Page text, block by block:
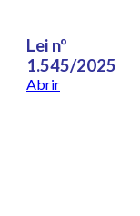
Lei nº
1.545/2025
Abrir